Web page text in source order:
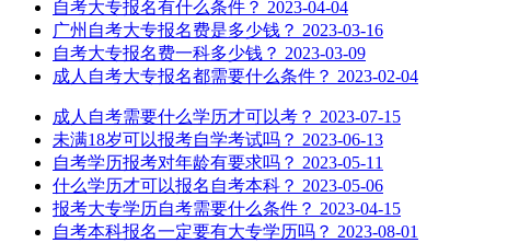
自考大专报名有什么条件？ 2023-04-04
广州自考大专报名费是多少钱？ 2023-03-16
自考大专报名费一科多少钱？ 2023-03-09
成人自考大专报名都需要什么条件？ 2023-02-04
成人自考需要什么学历才可以考？ 2023-07-15
未满18岁可以报考自学考试吗？ 2023-06-13
自考学历报考对年龄有要求吗？ 2023-05-11
什么学历才可以报名自考本科？ 2023-05-06
报考大专学历自考需要什么条件？ 2023-04-15
自考本科报名一定要有大专学历吗？ 2023-08-01